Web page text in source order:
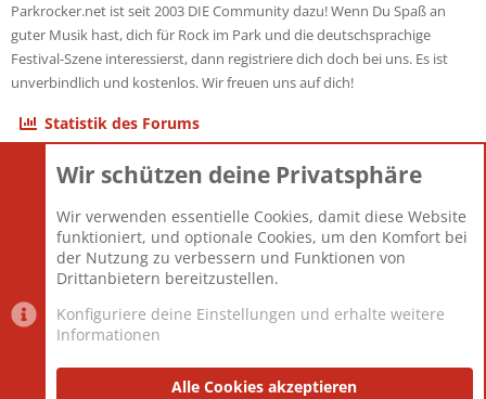
Parkrocker.net ist seit 2003 DIE Community dazu! Wenn Du Spaß an
guter Musik hast, dich für Rock im Park und die deutschsprachige
Festival-Szene interessierst, dann registriere dich doch bei uns. Es ist
unverbindlich und kostenlos. Wir freuen uns auf dich!
Statistik des Forums
Themen
Mitglieder
12.427
Neuestes Mitglied
Berlin
Datenschutzerklärung Impressum
Wir schützen deine Privatsphäre
Wir verwenden essentielle Cookies, damit diese Website
funktioniert, und optionale Cookies, um den Komfort bei
der Nutzung zu verbessern und Funktionen von
Drittanbietern bereitzustellen.
Konfiguriere deine Einstellungen und erhalte weitere
Informationen
Alle Cookies akzeptieren